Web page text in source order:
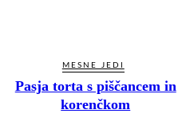
MESNE JEDI
Pasja torta s piščancem in
korenčkom